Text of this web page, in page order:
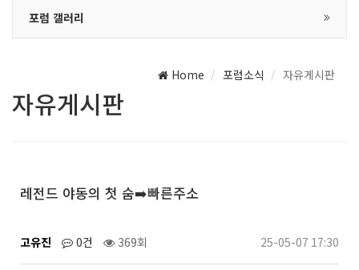
포럼 갤러리
Home 포럼소식 자유게시판
자유게시판
레전드 야동의 첫 숨➡️빠른주소
고유진 0건 369회 25-05-07 17:30